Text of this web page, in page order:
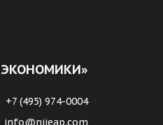
+7 (495) 974-0004
info@niieap.com